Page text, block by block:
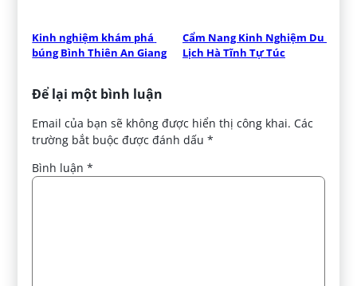
Kinh nghiệm khám phá
búng Bình Thiên An Giang
Cẩm Nang Kinh Nghiệm Du
Lịch Hà Tĩnh Tự Túc
Để lại một bình luận
Email của bạn sẽ không được hiển thị công khai. Các
trường bắt buộc được đánh dấu*
Bình luận*